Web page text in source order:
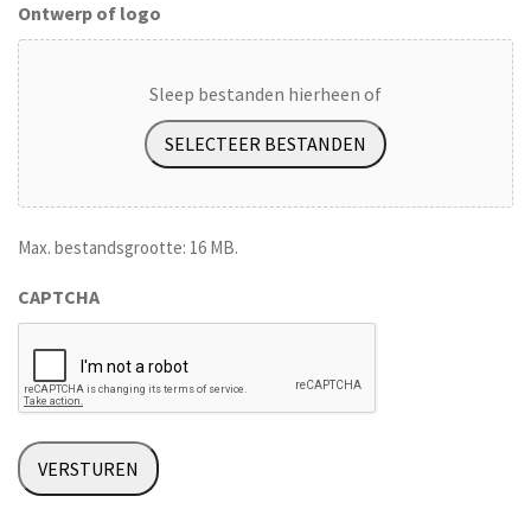
Ontwerp of logo
Sleep bestanden hierheen of
SELECTEER BESTANDEN
Max. bestandsgrootte: 16 MB.
CAPTCHA